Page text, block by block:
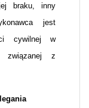
braku, inny
jest
cywilnej w
związanej z